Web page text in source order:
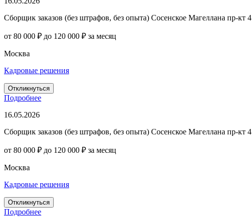
Сборщик заказов (без штрафов, без опыта) Сосенское Магеллана пр-кт 4
от 80 000 ₽ до 120 000 ₽ за месяц
Москва
Кадровые решения
Откликнуться
Подробнее
16.05.2026
Сборщик заказов (без штрафов, без опыта) Сосенское Магеллана пр-кт 4
от 80 000 ₽ до 120 000 ₽ за месяц
Москва
Кадровые решения
Откликнуться
Подробнее